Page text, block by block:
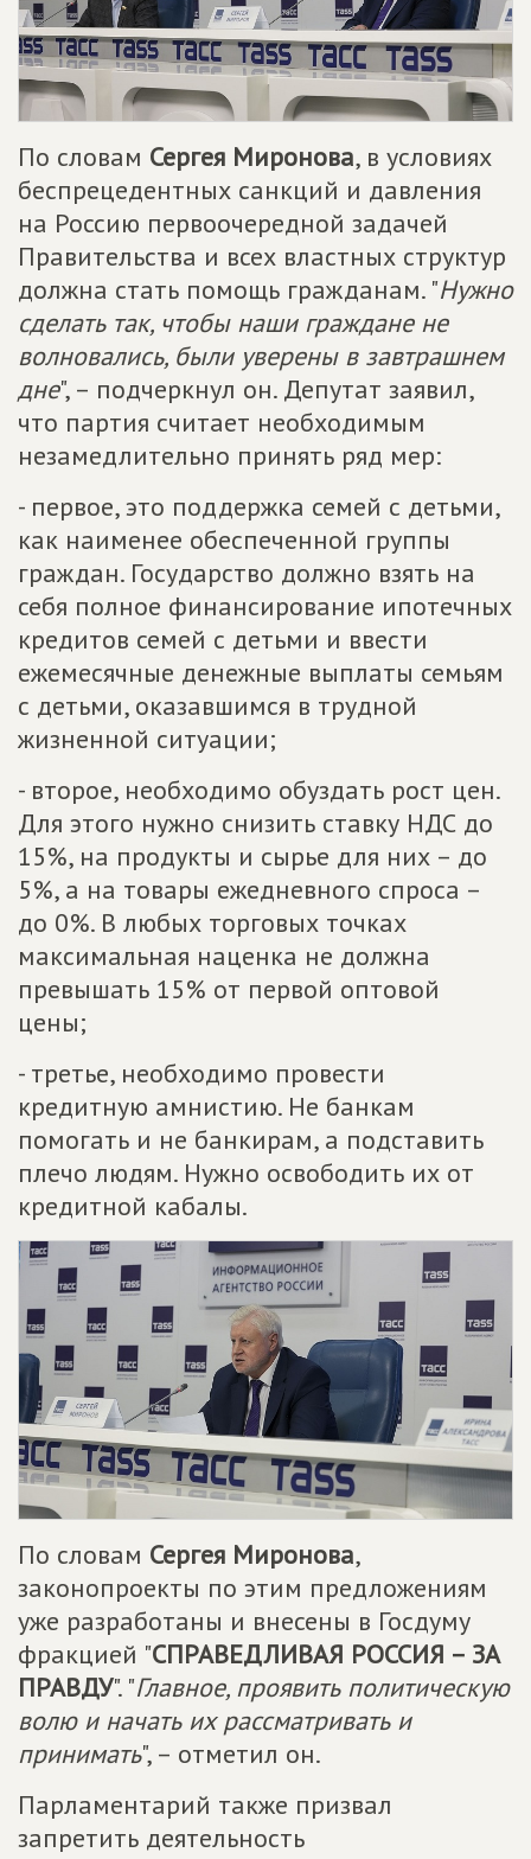
По словам Сергея Миронова, в условиях
беспрецедентных санкций и давления
на Россию первоочередной задачей
Правительства и всех властных структур
должна стать помощь гражданам. "Нужно
сделать так, чтобы наши граждане не
волновались, были уверены в завтрашнем
дне", – подчеркнул он. Депутат заявил,
что партия считает необходимым
незамедлительно принять ряд мер:
- первое, это поддержка семей с детьми,
как наименее обеспеченной группы
граждан. Государство должно взять на
себя полное финансирование ипотечных
кредитов семей с детьми и ввести
ежемесячные денежные выплаты семьям
с детьми, оказавшимся в трудной
жизненной ситуации;
- второе, необходимо обуздать рост цен.
Для этого нужно снизить ставку НДС до
15%, на продукты и сырье для них – до
5%, а на товары ежедневного спроса –
до 0%. В любых торговых точках
максимальная наценка не должна
превышать 15% от первой оптовой
цены;
- третье, необходимо провести
кредитную амнистию. Не банкам
помогать и не банкирам, а подставить
плечо людям. Нужно освободить их от
кредитной кабалы.
По словам Сергея Миронова,
законопроекты по этим предложениям
уже разработаны и внесены в Госдуму
фракцией "СПРАВЕДЛИВАЯ РОССИЯ – ЗА
ПРАВДУ". "Главное, проявить политическую
волю и начать их рассматривать и
принимать", – отметил он.
Парламентарий также призвал
запретить деятельность